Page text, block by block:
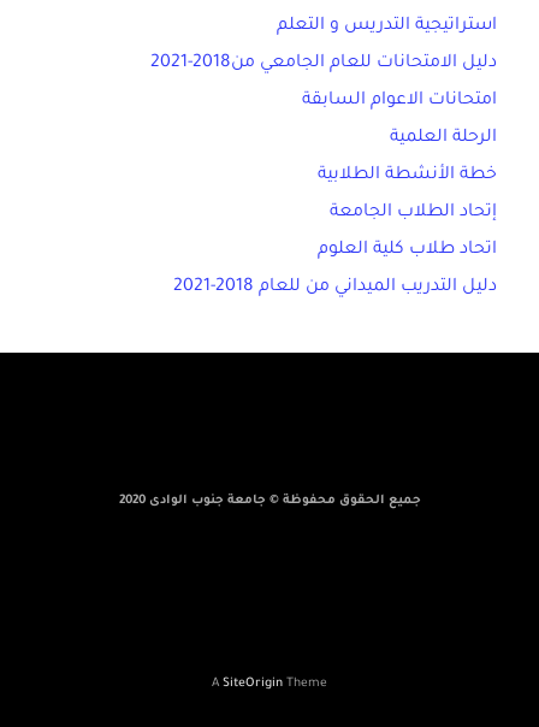
استراتيجية التدريس و التعلم
دليل الامتحانات للعام الجامعي من2018-2021
امتحانات الاعوام السابقة
الرحلة العلمية
خطة الأنشطة الطلابية
إتحاد الطلاب الجامعة
اتحاد طلاب كلية العلوم
دليل التدريب الميداني من للعام 2018-2021
جميع الحقوق محفوظة © جامعة جنوب الوادى 2020
A SiteOrigin Theme